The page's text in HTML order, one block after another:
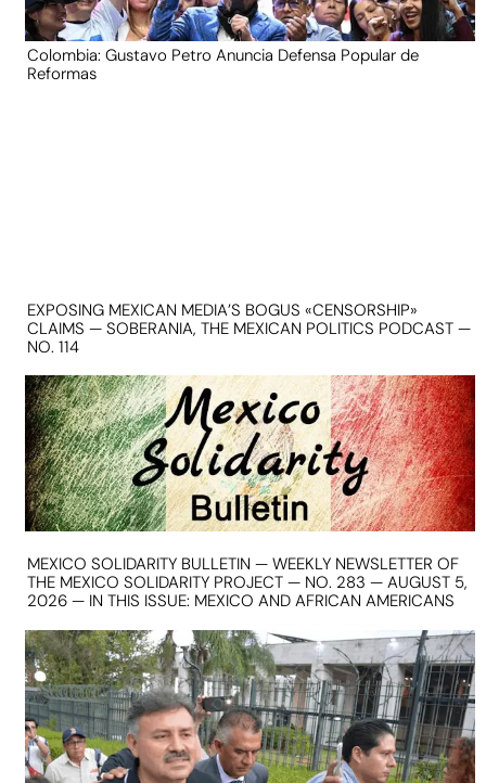
Colombia: Gustavo Petro Anuncia Defensa Popular de
Reformas
EXPOSING MEXICAN MEDIA’S BOGUS «CENSORSHIP»
CLAIMS — SOBERANIA, THE MEXICAN POLITICS PODCAST —
NO. 114
MEXICO SOLIDARITY BULLETIN — WEEKLY NEWSLETTER OF
THE MEXICO SOLIDARITY PROJECT — NO. 283 — AUGUST 5,
2026 — IN THIS ISSUE: MEXICO AND AFRICAN AMERICANS